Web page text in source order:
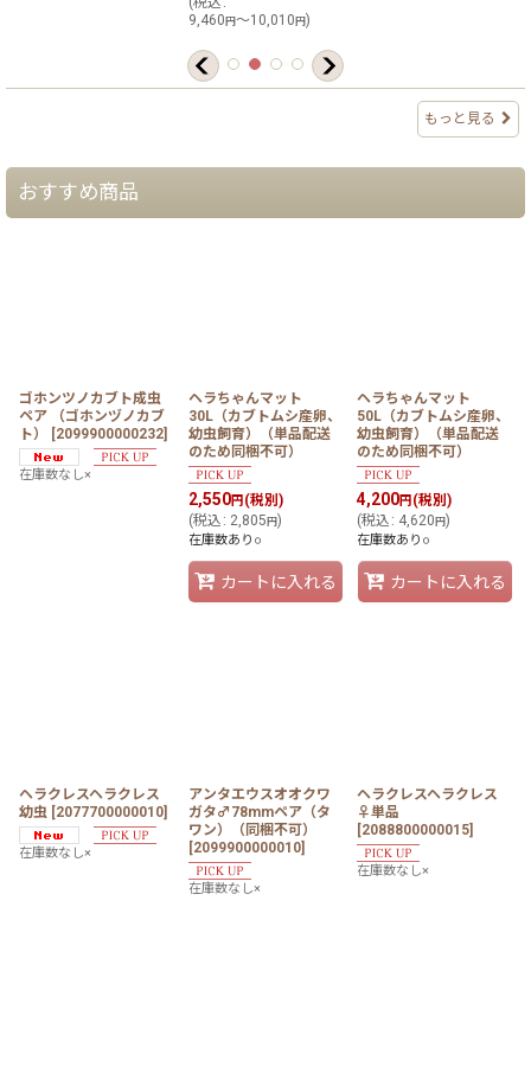
9,460円～10,010円)
もっと見る
おすすめ商品
ゴホンツノカブト成虫
ペア （ゴホンヅノカブ
ト）
[2099900000232]
在庫数なし×
ヘラちゃんマット
30L（カブトムシ産卵、
幼虫飼育）（単品配送
のため同梱不可）
2,550円 (税別)
(税込 : 2,805円)
在庫数あり○
カートに入れる
ヘラちゃんマット
50L（カブトムシ産卵、
幼虫飼育）（単品配送
のため同梱不可）
4,200円 (税別)
(税込 : 4,620円)
在庫数あり○
カートに入れる
ヘラクレスヘラクレス
幼虫 [2077700000010]
在庫数なし×
アンタエウスオオクワ
ガタ♂78mmペア（タ
ワン）（同梱不可）
[2099900000010]
在庫数なし×
ヘラクレスヘラクレス
♀単品
[2088800000015]
在庫数なし×